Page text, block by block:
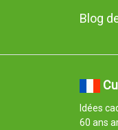
Blog
Idées
60 ans